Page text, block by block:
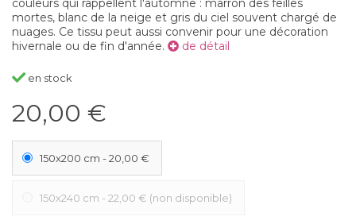
mortes, blanc de la neige et gris du ciel souvent chargé de
nuages. Ce tissu peut aussi convenir pour une décoration
hivernale ou de fin d'année.
de détail
en stock
20,00 €
150x200 cm -20,00 €
150x240 cm - 22,00 € (non disponible)